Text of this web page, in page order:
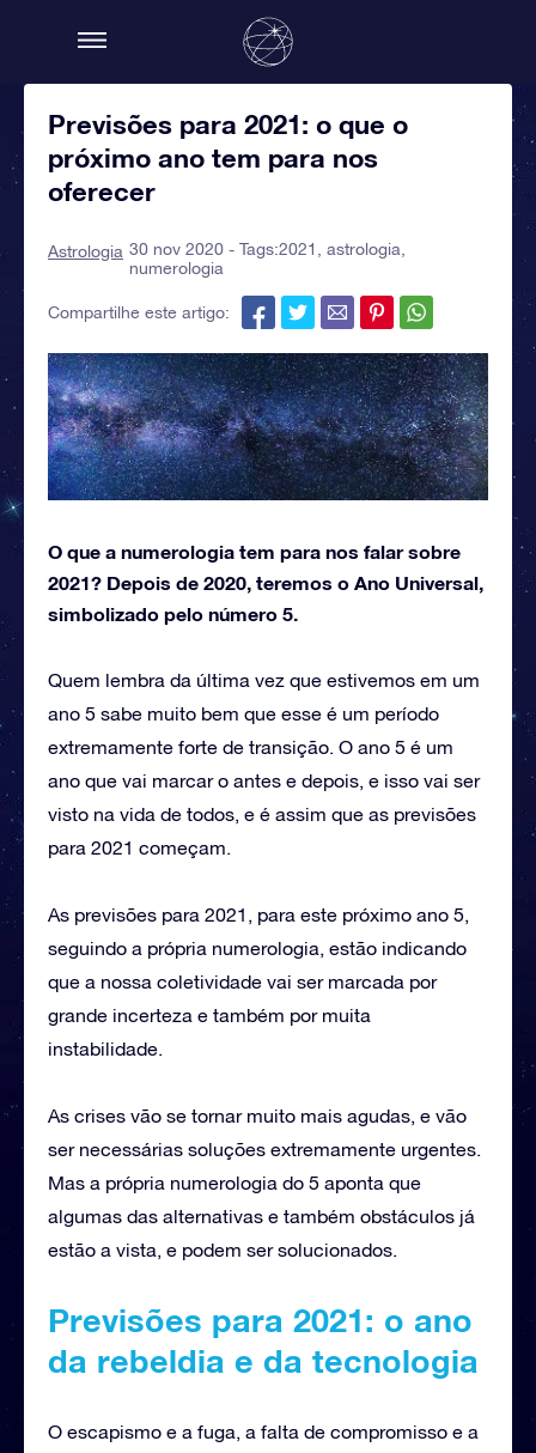
Previsões para 2021: o que o
próximo ano tem para nos
oferecer
Astrologia 30 nov 2020 - Tags:2021 astrologia
numerologia
Compartilhe este artigo:
O que a numerologia tem para nos falar sobre
2021? Depois de 2020, teremos o Ano Universal,
simbolizado pelo número 5.
Quem lembra da última vez que estivemos em um
ano 5 sabe muito bem que esse é um período
extremamente forte de transição. O ano 5 é um
ano que vai marcar o antes e depois, e isso vai ser
visto na vida de todos, e é assim que as previsões
para 2021 começam.
As previsões para 2021, para este próximo ano 5,
seguindo a própria numerologia, estão indicando
que a nossa coletividade vai ser marcada por
grande incerteza e também por muita
instabilidade.
As crises vão se tornar muito mais agudas, e vão
ser necessárias soluções extremamente urgentes.
Mas a própria numerologia do 5 aponta que
algumas das alternativas e também obstáculos já
estão a vista, e podem ser solucionados.
Previsões para 2021: o ano
da rebeldia e da tecnologia
O escapismo e a fuga, a falta de compromisso e a